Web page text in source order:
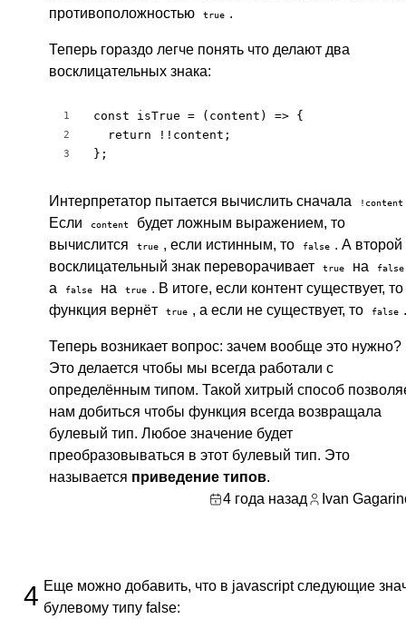
противоположностью
true .
Теперь гораздо легче понять что делают два
восклицательных знака:
1
2
3
const isTrue = (content) => {
  return !!content;
};
Интерпретатор пытается вычислить сначала !content
Если content
будет ложным выражением, то
вычислится
true , если истинным, то false . А второй
восклицательный знак переворачивает
true на false
а false на true . В итоге, если контент существует, то
функция вернёт
true , а если не существует, то false .
Теперь возникает вопрос: зачем вообще это нужно?
Это делается чтобы мы всегда работали с
определённым типом. Такой хитрый способ
нам добиться чтобы функция всегда возвращала
булевый тип. Любое значение будет
преобразовываться в этот булевый тип. Это
называется приведение типов.
4 года назад
Ivan
4 Еще можно добавить, что в javascript следующие
булевому типу false: